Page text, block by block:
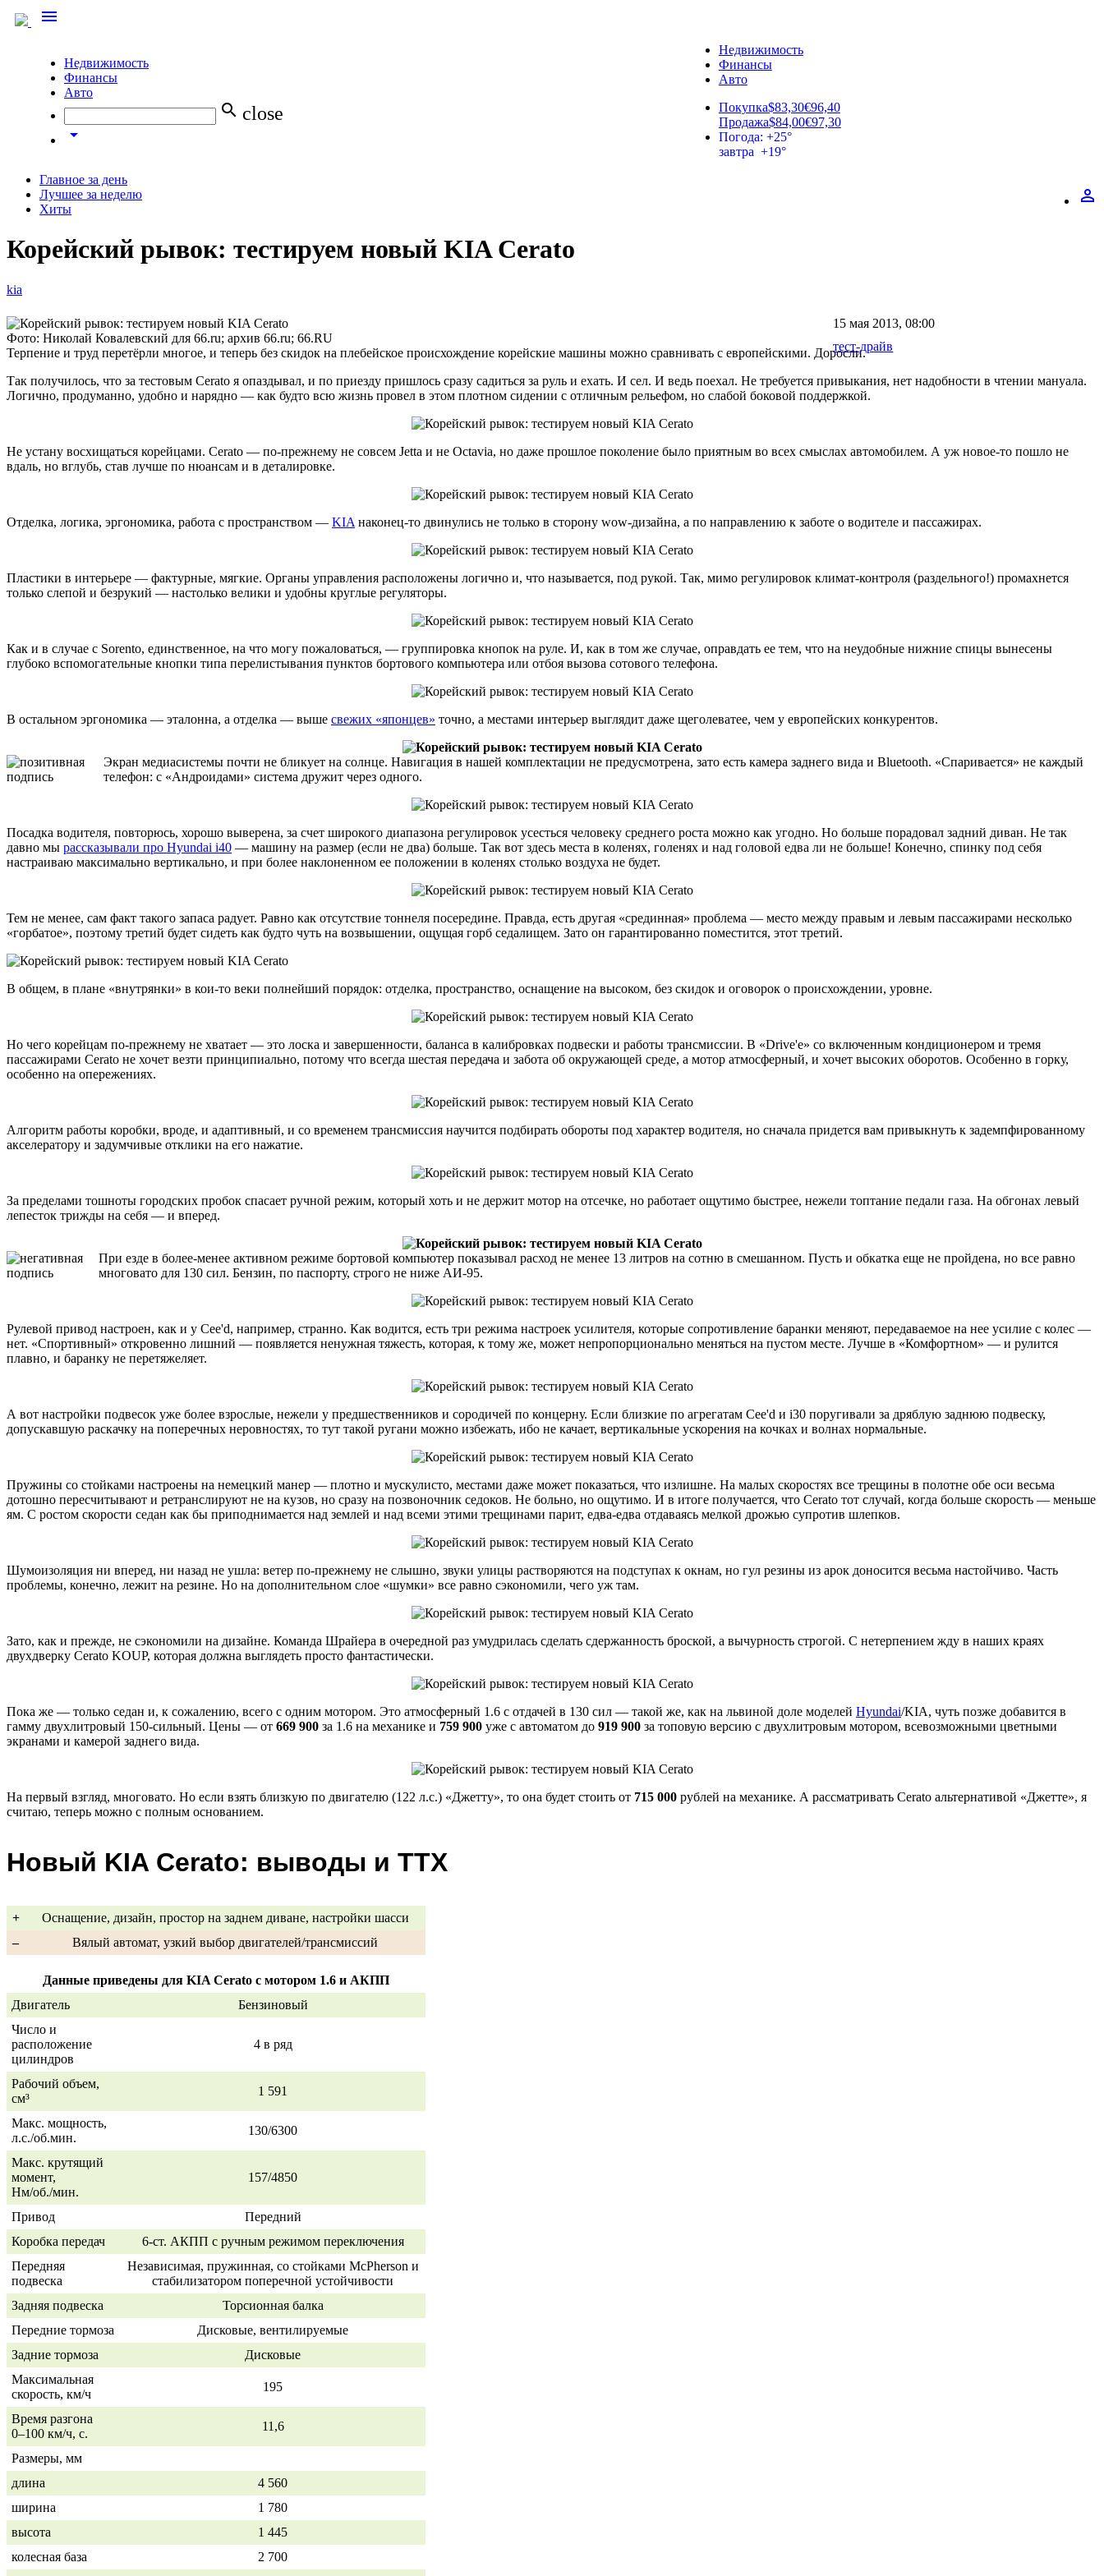
menu
Недвижимость
Финансы
Авто
search close
arrow_drop_down
Недвижимость
Финансы
Авто
Покупка$83,30€96,40
Продажа$84,00€97,30
Погода: +25°
завтра +19°
perm_identity
Главное за день
Лучшее за неделю
Хиты
Корейский рывок: тестируем новый KIA Cerato
kia
15 мая 2013, 08:00
тест-драйв
Фото: Николай Ковалевский для 66.ru; архив 66.ru; 66.RU
Терпение и труд перетёрли многое, и теперь без скидок на плебейское происхождение корейские машины можно сравнивать с европейскими. Доросли.
Так получилось, что за тестовым Cerato я опаздывал, и по приезду пришлось сразу садиться за руль и ехать. И сел. И ведь поехал. Не требуется привыкания, нет надобности в чтении мануала.
Логично, продуманно, удобно и нарядно — как будто всю жизнь провел в этом плотном сидении с отличным рельефом, но слабой боковой поддержкой.
Не устану восхищаться корейцами. Cerato — по-прежнему не совсем Jetta и не Octavia, но даже прошлое поколение было приятным во всех смыслах автомобилем. А уж новое-то пошло не
вдаль, но вглубь, став лучше по нюансам и в деталировке.
Отделка, логика, эргономика, работа с пространством — KIAнаконец-то двинулись не только в сторону wow-дизайна, а по направлению к заботе о водителе и пассажирах.
Пластики в интерьере — фактурные, мягкие. Органы управления расположены логично и, что называется, под рукой. Так, мимо регулировок климат-контроля (раздельного!) промахнется
только слепой и безрукий — настолько велики и удобны круглые регуляторы.
Как и в случае с Sorento, единственное, на что могу пожаловаться, — группировка кнопок на руле. И, как в том же случае, оправдать ее тем, что на неудобные нижние спицы вынесены
глубоко вспомогательные кнопки типа перелистывания пунктов бортового компьютера или отбоя вызова сотового телефона.
В остальном эргономика — эталонна, а отделка — выше свежих «японцев» точно, а местами интерьер выглядит даже щеголеватее, чем у европейских конкурентов.
Экран медиасистемы почти не бликует на солнце. Навигация в нашей комплектации не предусмотрена, зато есть камера заднего вида и Bluetooth. «Спаривается» не каждый
телефон: с «Андроидами» система дружит через одного.
Посадка водителя, повторюсь, хорошо выверена, за счет широкого диапазона регулировок усесться человеку среднего роста можно как угодно. Но больше порадовал задний диван. Не так
давно мы рассказывали про Hyundai i40 — машину на размер (если не два) больше. Так вот здесь места в коленях, голенях и над головой едва ли не больше! Конечно, спинку под себя
настраиваю максимально вертикально, и при более наклоненном ее положении в коленях столько воздуха не будет.
Тем не менее, сам факт такого запаса радует. Равно как отсутствие тоннеля посередине. Правда, есть другая «срединная» проблема — место между правым и левым пассажирами несколько
«горбатое», поэтому третий будет сидеть как будто чуть на возвышении, ощущая горб седалищем. Зато он гарантированно поместится, этот третий.
В общем, в плане «внутрянки» в кои-то веки полнейший порядок: отделка, пространство, оснащение на высоком, без скидок и оговорок о происхождении, уровне.
Но чего корейцам по-прежнему не хватает — это лоска и завершенности, баланса в калибровках подвески и работы трансмиссии. В «Drive'е» со включенным кондиционером и тремя
пассажирами Cerato не хочет везти принципиально, потому что всегда шестая передача и забота об окружающей среде, а мотор атмосферный, и хочет высоких оборотов. Особенно в горку,
особенно на опережениях.
Алгоритм работы коробки, вроде, и адаптивный, и со временем трансмиссия научится подбирать обороты под характер водителя, но сначала придется вам привыкнуть к задемпфированному
акселератору и задумчивые отклики на его нажатие.
За пределами тошноты городских пробок спасает ручной режим, который хоть и не держит мотор на отсечке, но работает ощутимо быстрее, нежели топтание педали газа. На обгонах левый
лепесток трижды на себя — и вперед.
При езде в более-менее активном режиме бортовой компьютер показывал расход не менее 13 литров на сотню в смешанном. Пусть и обкатка еще не пройдена, но все равно
многовато для 130 сил. Бензин, по паспорту, строго не ниже АИ-95.
Рулевой привод настроен, как и у Cee'd, например, странно. Как водится, есть три режима настроек усилителя, которые сопротивление баранки меняют, передаваемое на нее усилие с колес —
нет. «Спортивный» откровенно лишний — появляется ненужная тяжесть, которая, к тому же, может непропорционально меняться на пустом месте. Лучше в «Комфортном» — и рулится
плавно, и баранку не перетяжеляет.
А вот настройки подвесок уже более взрослые, нежели у предшественников и сородичей по концерну. Если близкие по агрегатам Cee'd и i30 поругивали за дряблую заднюю подвеску,
допускавшую раскачку на поперечных неровностях, то тут такой ругани можно избежать, ибо не качает, вертикальные ускорения на кочках и волнах нормальные.
Пружины со стойками настроены на немецкий манер — плотно и мускулисто, местами даже может показаться, что излишне. На малых скоростях все трещины в полотне обе оси весьма
дотошно пересчитывают и ретранслируют не на кузов, но сразу на позвоночник седоков. Не больно, но ощутимо. И в итоге получается, что Cerato тот случай, когда больше скорость — меньше
ям. С ростом скорости седан как бы приподнимается над землей и над всеми этими трещинами парит, едва-едва отдаваясь мелкой дрожью супротив шлепков.
Шумоизоляция ни вперед, ни назад не ушла: ветер по-прежнему не слышно, звуки улицы растворяются на подступах к окнам, но гул резины из арок доносится весьма настойчиво. Часть
проблемы, конечно, лежит на резине. Но на дополнительном слое «шумки» все равно сэкономили, чего уж там.
Зато, как и прежде, не сэкономили на дизайне. Команда Шрайера в очередной раз умудрилась сделать сдержанность броской, а вычурность строгой. С нетерпением жду в наших краях
двухдверку Cerato KOUP, которая должна выглядеть просто фантастически.
Пока же — только седан и, к сожалению, всего с одним мотором. Это атмосферный 1.6 с отдачей в 130 сил — такой же, как на львиной доле моделей Hyundai/KIA, чуть позже добавится в
гамму двухлитровый 150-сильный. Цены — от 669 900 за 1.6 на механике и 759 900 уже с автоматом до 919 900 за топовую версию с двухлитровым мотором, всевозможными цветными
экранами и камерой заднего вида.
На первый взгляд, многовато. Но если взять близкую по двигателю (122 л.с.) «Джетту», то она будет стоить от 715 000 рублей на механике. А рассматривать Cerato альтернативой «Джетте», я
считаю, теперь можно с полным основанием.
Новый KIA Cerato: выводы и ТТХ
+
Оснащение, дизайн, простор на заднем диване, настройки шасси
–
Вялый автомат, узкий выбор двигателей/трансмиссий
Данные приведены для KIA Cerato с мотором 1.6 и AКПП
Двигатель
Бензиновый
Число и
расположение
цилиндров
4 в ряд
Рабочий объем,
см³
1 591
Макс. мощность,
л.с./об.мин.
130/6300
Макс. крутящий
момент,
Нм/об./мин.
157/4850
Привод
Передний
Коробка передач
6-ст. АКПП с ручным режимом переключения
Передняя
подвеска
Независимая, пружинная, со стойками McPherson и
стабилизатором поперечной устойчивости
Задняя подвеска
Торсионная балка
Передние тормоза
Дисковые, вентилируемые
Задние тормоза
Дисковые
Максимальная
скорость, км/ч
195
Время разгона
0–100 км/ч, с.
11,6
Размеры, мм
длина
4 560
ширина
1 780
высота
1 445
колесная база
2 700